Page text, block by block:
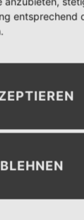
entsprechend